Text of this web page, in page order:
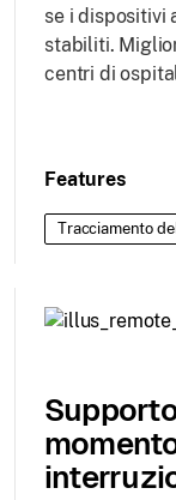
se i dispositivi
stabiliti.
centri di
Features
Tracciamento